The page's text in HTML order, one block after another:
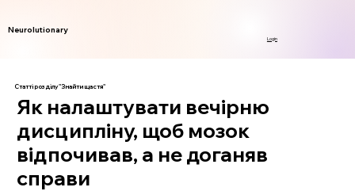
Neurolutionary
Login
Статті розділу "Знайти щастя"
Як налаштувати вечірню
дисципліну, щоб мозок
відпочивав, а не доганяв
справи